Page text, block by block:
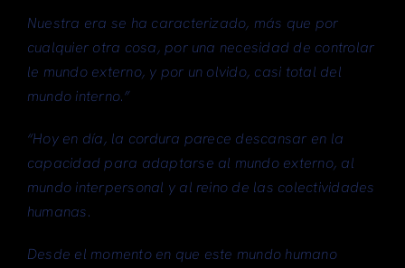
Nuestra era se ha caracterizado, más que por
cualquier otra cosa, por una necesidad de controlar
le mundo externo, y por un olvido, casi total del
mundo interno.”
“Hoy en día, la cordura parece descansar en la
capacidad para adaptarse al mundo externo, al
mundo interpersonal y al reino de las colectividades
humanas.
Desde el momento en que este mundo humano